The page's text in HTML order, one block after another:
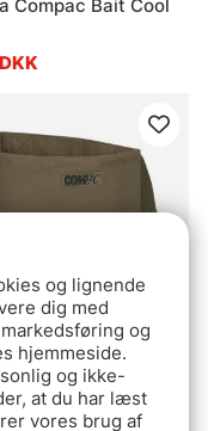
Compac Bait Cool
Compac Boilie
DKK
og lignende
dig med
og
hjemmeside.
og ikke-
at du har læst
vores brug af